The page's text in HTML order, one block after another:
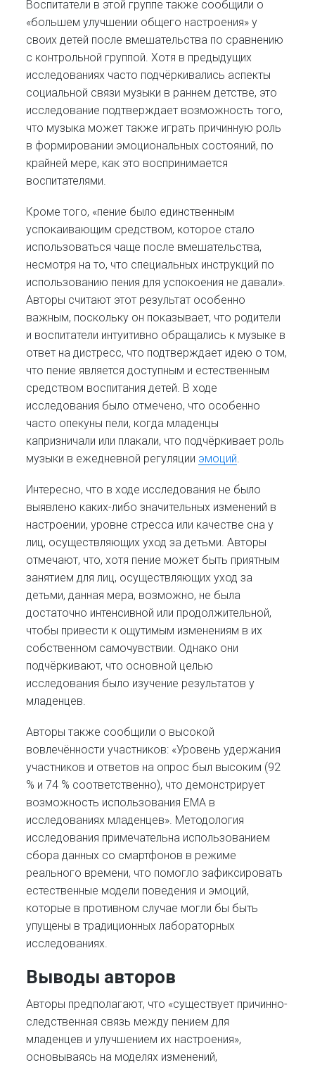
Воспитатели в этой группе также сообщили о
«большем улучшении общего настроения» у
своих детей после вмешательства по сравнению
с контрольной группой. Хотя в предыдущих
исследованиях часто подчёркивались аспекты
социальной связи музыки в раннем детстве, это
исследование подтверждает возможность того,
что музыка может также играть причинную роль
в формировании эмоциональных состояний, по
крайней мере, как это воспринимается
воспитателями.
Кроме того, «пение было единственным
успокаивающим средством, которое стало
использоваться чаще после вмешательства,
несмотря на то, что специальных инструкций по
использованию пения для успокоения не давали».
Авторы считают этот результат особенно
важным, поскольку он показывает, что родители
и воспитатели интуитивно обращались к музыке в
ответ на дистресс, что подтверждает идею о том,
что пение является доступным и естественным
средством воспитания детей. В ходе
исследования было отмечено, что особенно
часто опекуны пели, когда младенцы
капризничали или плакали, что подчёркивает роль
музыки в ежедневной регуляции эмоций.
Интересно, что в ходе исследования не было
выявлено каких-либо значительных изменений в
настроении, уровне стресса или качестве сна у
лиц, осуществляющих уход за детьми. Авторы
отмечают, что, хотя пение может быть приятным
занятием для лиц, осуществляющих уход за
детьми, данная мера, возможно, не была
достаточно интенсивной или продолжительной,
чтобы привести к ощутимым изменениям в их
собственном самочувствии. Однако они
подчёркивают, что основной целью
исследования было изучение результатов у
младенцев.
Авторы также сообщили о высокой
вовлечённости участников: «Уровень удержания
участников и ответов на опрос был высоким (92
% и 74 % соответственно), что демонстрирует
возможность использования EMA в
исследованиях младенцев». Методология
исследования примечательна использованием
сбора данных со смартфонов в режиме
реального времени, что помогло зафиксировать
естественные модели поведения и эмоций,
которые в противном случае могли бы быть
упущены в традиционных лабораторных
исследованиях.
Выводы авторов
Авторы предполагают, что «существует причинно-
следственная связь между пением для
младенцев и улучшением их настроения»,
основываясь на моделях изменений,